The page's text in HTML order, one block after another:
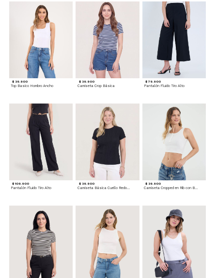
$ 39.900
Top Basico Hombro Ancho
$ 39.900
Camiseta Crop Básica
$ 79.900
Pantalón Fluido Tiro Alto
$ 109.900
Pantalón Fluido Tiro Alto
$ 39.900
Camiseta Básica Cuello Redondo
$ 39.900